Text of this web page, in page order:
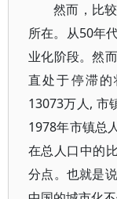
然而，比
所在。从50年
业化阶段。然
直处于停滞
13073万人, 市
1978年市镇总
在总人口中的
分点。也就是